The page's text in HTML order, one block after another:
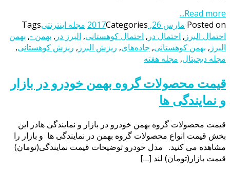
Read more...
Posted on مارس 26, 2017 Categories مجله اینترنتیTags
احتمال البرز , احتمال در , احتمال کوهستانی, البرز در , بهمن -, بهمن
البرز , بهمن کوهستانی, جاده‌‌های, ریزش البرز , ریزش کوهستانی,
مجله دیجیتال, مجله هفته
قیمت محصولات گروه بهمن خودرو در بازار
و نمایندگی ها
قیمت محصولات گروه بهمن خودرو در بازار و نمایندگی هادر این
بخش قیمت انواع محصولات گروه بهمن در نمایندگی ها و بازار را
مشاهده می کنید. مدل خودرو توضیحات قیمت نمایندگی(تومان)
قیمت بازار(تومان) لند […]